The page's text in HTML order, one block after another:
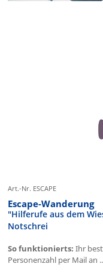
Art.-Nr. ESCAPE
Escape-Wanderung
"Hilferufe aus dem
Notschrei
So funktionierts: Ihr
Personenzahl per Mail an